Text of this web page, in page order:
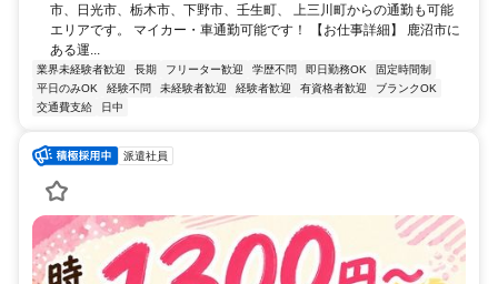
市、日光市、栃木市、下野市、壬生町、 上三川町からの通勤も可能
エリアです。 マイカー・車通勤可能です！ 【お仕事詳細】 鹿沼市に
ある運...
業界未経験者歓迎 長期 フリーター歓迎 学歴不問 即日勤務OK
固定時間制
平日のみOK
経験不問 未経験者歓迎 経験者歓迎 有資格者歓迎
ブランクOK
交通費支給
日中
派遣社員